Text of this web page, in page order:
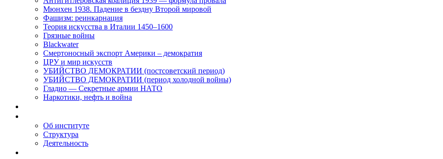
Мюнхен 1938. Падение в бездну Второй мировой
Фашизм: реинкарнация
Теория искусства в Италии 1450–1600
Грязные войны
Blackwater
Смертоносный экспорт Америки – демократия
ЦРУ и мир искусств
УБИЙСТВО ДЕМОКРАТИИ (постсоветский период)
УБИЙСТВО ДЕМОКРАТИИ (период холодной войны)
Гладио — Секретные армии НАТО
Наркотики, нефть и война
Об институте
Структура
Деятельность